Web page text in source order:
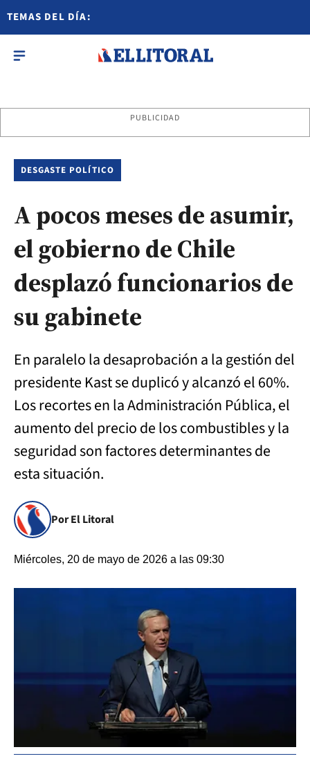
TEMAS DEL DÍA:
PUBLICIDAD
DESGASTE POLÍTICO
A pocos meses de asumir,
el gobierno de Chile
desplazó funcionarios de
su gabinete
En paralelo la desaprobación a la gestión del
presidente Kast se duplicó y alcanzó el 60%.
Los recortes en la Administración Pública, el
aumento del precio de los combustibles y la
seguridad son factores determinantes de
esta situación.
Por El Litoral
Miércoles, 20 de mayo de 2026 a las 09:30